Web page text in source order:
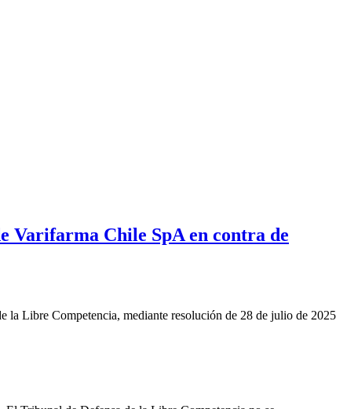
Varifarma Chile SpA en contra de
la Libre Competencia, mediante resolución de 28 de julio de 2025